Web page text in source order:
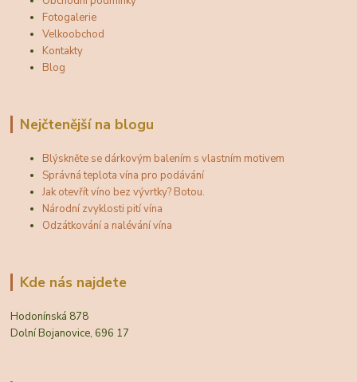
Fotogalerie
Velkoobchod
Kontakty
Blog
Nejčtenější na blogu
Blýskněte se dárkovým balením s vlastním motivem
Správná teplota vína pro podávání
Jak otevřít víno bez vývrtky? Botou.
Národní zvyklosti pití vína
Odzátkování a nalévání vína
Kde nás najdete
Hodonínská 878
Dolní Bojanovice, 696 17